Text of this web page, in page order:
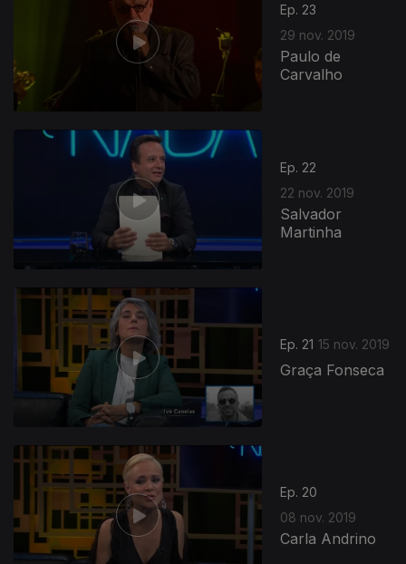
Ep. 23
29 nov. 2019
Paulo de
Carvalho
Ep. 22
22 nov. 2019
Salvador
Martinha
Ep. 21 15 nov. 2019
Graça Fonseca
Ep. 20
08 nov. 2019
Carla Andrino